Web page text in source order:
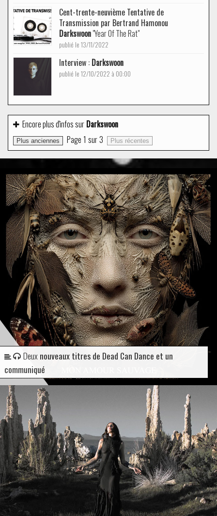
Cent-trente-neuvième Tentative de
Transmission par Bertrand Hamonou
Darkswoon"Year Of The Rat"
publié le 13/11/2022
Interview : Darkswoon
publié le 12/10/2022 à 00:00
Encore plus d'infos sur Darkswoon
Plus anciennes Page 1 sur3 Plus récentes
Deuxnouveaux titres de Dead Can Dance et un
communiqué